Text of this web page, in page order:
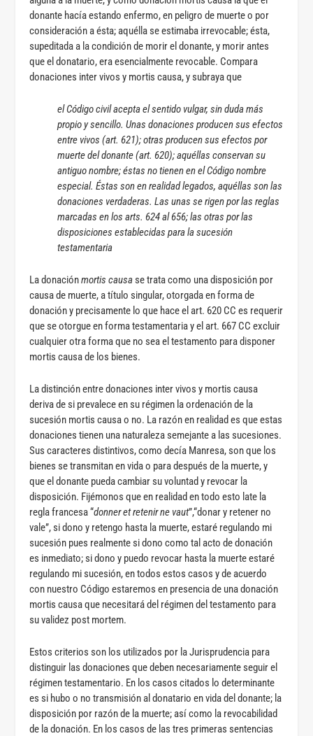
donante hacía estando enfermo, en peligro de muerte o por
consideración a ésta; aquélla se estimaba irrevocable; ésta,
supeditada a la condición de morir el donante, y morir antes
que el donatario, era esencialmente revocable. Compara
donaciones inter vivos y mortis causa, y subraya que
el Código civil acepta el sentido vulgar, sin duda más
propio y sencillo. Unas donaciones producen sus efectos
entre vivos (art. 621); otras producen sus efectos por
muerte del donante (art. 620); aquéllas conservan su
antiguo nombre; éstas no tienen en el Código nombre
especial. Éstas son en realidad legados, aquéllas son las
donaciones verdaderas. Las unas se rigen por las reglas
marcadas en los arts. 624 al 656; las otras por las
disposiciones establecidas para la sucesión
testamentaria
La donaciónmortis causase trata como una disposición por
causa de muerte, a título singular, otorgada en forma de
donación y precisamente lo que hace el art. 620 CC es requerir
que se otorgue en forma testamentaria y el art. 667 CC excluir
cualquier otra forma que no sea el testamento para disponer
mortis causa de los bienes.
La distinción entre donaciones inter vivos y mortis causa
deriva de si prevalece en su régimen la ordenación de la
sucesión mortis causa o no. La razón en realidad es que estas
donaciones tienen una naturaleza semejante a las sucesiones.
Sus caracteres distintivos, como decía Manresa, son que los
bienes se transmitan en vida o para después de la muerte, y
que el donante pueda cambiar su voluntad y revocar la
disposición. Fijémonos que en realidad en todo esto late la
regla francesa “donner et retenir ne vaut”,“donar y retener no
vale”, si dono y retengo hasta la muerte, estaré regulando mi
sucesión pues realmente si dono como tal acto de donación
es inmediato; si dono y puedo revocar hasta la muerte estaré
regulando mi sucesión, en todos estos casos y de acuerdo
con nuestro Código estaremos en presencia de una donación
mortis causa que necesitará del régimen del testamento para
su validez post mortem.
Estos criterios son los utilizados por la Jurisprudencia para
distinguir las donaciones que deben necesariamente seguir el
régimen testamentario. En los casos citados lo determinante
es si hubo o no transmisión al donatario en vida del donante; la
disposición por razón de la muerte; así como la revocabilidad
de la donación. En los casos de las tres primeras sentencias